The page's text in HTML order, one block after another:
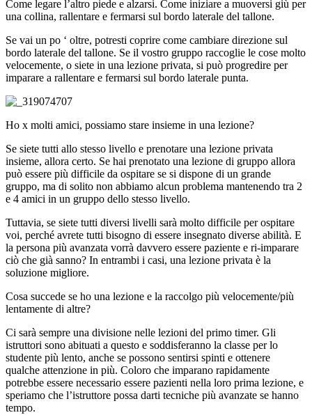
Come legare l’altro piede e alzarsi. Come iniziare a muoversi giù per
una collina, rallentare e fermarsi sul bordo laterale del tallone.
Se vai un po ‘ oltre, potresti coprire come cambiare direzione sul
bordo laterale del tallone. Se il vostro gruppo raccoglie le cose molto
velocemente, o siete in una lezione privata, si può progredire per
imparare a rallentare e fermarsi sul bordo laterale punta.
Ho x molti amici, possiamo stare insieme in una lezione?
Se siete tutti allo stesso livello e prenotare una lezione privata
insieme, allora certo. Se hai prenotato una lezione di gruppo allora
può essere più difficile da ospitare se si dispone di un grande
gruppo, ma di solito non abbiamo alcun problema mantenendo tra 2
e 4 amici in un gruppo dello stesso livello.
Tuttavia, se siete tutti diversi livelli sarà molto difficile per ospitare
voi, perché avrete tutti bisogno di essere insegnato diverse abilità. E
la persona più avanzata vorrà davvero essere paziente e ri-imparare
ciò che già sanno? In entrambi i casi, una lezione privata è la
soluzione migliore.
Cosa succede se ho una lezione e la raccolgo più velocemente/più
lentamente di altre?
Ci sarà sempre una divisione nelle lezioni del primo timer. Gli
istruttori sono abituati a questo e soddisferanno la classe per lo
studente più lento, anche se possono sentirsi spinti e ottenere
qualche attenzione in più. Coloro che imparano rapidamente
potrebbe essere necessario essere pazienti nella loro prima lezione, e
speriamo che l’istruttore possa darti tecniche più avanzate se hanno
tempo.